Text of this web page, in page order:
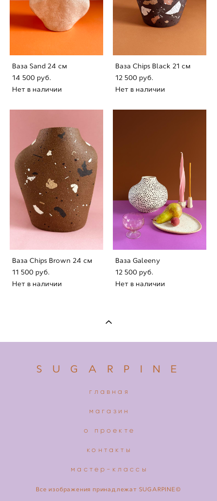
Ваза Sand 24 cм
14 500 pуб.
Нет в наличии
Ваза Chips Black 21 cм
12 500 pуб.
Нет в наличии
Ваза Chips Brown 24 cм
11 500 pуб.
Нет в наличии
Ваза Galeeny
12 500 pуб.
Нет в наличии
S U G A R P I N E
главная
магазин
о проекте
контакты
мастер-классы
Все изображения принадлежат SUGARPINE©